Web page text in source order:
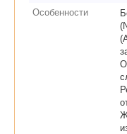
Особенности